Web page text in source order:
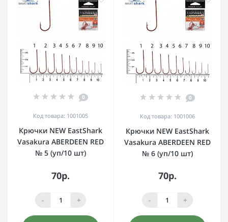
0
Код товара: 1001005
Крючки NEW EastShark
Vasakura ABERDEEN RED
№ 5 (уп/10 шт)
70р.
- +
0
Код товара: 1001006
Крючки NEW EastShark
Vasakura ABERDEEN RED
№ 6 (уп/10 шт)
70р.
- +